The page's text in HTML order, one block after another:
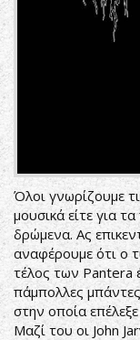
Όλοι γνωρίζουμε
μουσικά είτε για
δρώμενα. Ας
αναφέρουμε ότι ο
τέλος των Pantera
πάμπολλες
στην οποία
Μαζί του οι John